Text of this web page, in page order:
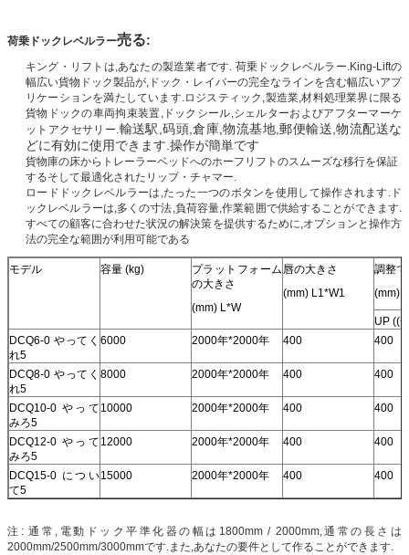
荷乗ドックレベルラー売る:
キング・リフトは,あなたの製造業者です. 荷乗ドックレベルラー.King-Liftの
幅広い貨物ドック製品が,ドック・レイバーの完全なラインを含む幅広いアプ
リケーションを満たしています.ロジスティック,製造業,材料処理業界に限る
貨物ドックの車両拘束装置,ドックシール,シェルターおよびアフターマーケ
ットアクセサリー.輸送駅,码頭,倉庫,物流基地,郵便輸送,物流配送な
どに有効に使用できます. 操作が簡単です
貨物庫の床からトレーラーベッドへのホーフリフトのスムーズな移行を保証
するそして最適化されたリップ・チャマー.
ロードドックレベルラーは,たった一つのボタンを使用して操作されます.ド
ックレベルラーは,多くの寸法,負荷容量,作業範囲で供給することができます.
すべての顧客に合わせた状況の解決策を提供するために,オプションと操作方
法の完全な範囲が利用可能である
モデル 容量 (kg)
プラットフォーム
の大きさ
(mm) L*W
唇の大きさ
(mm) L1*W1
調整
(mm)
UP ((+)
DCQ6-0 やってく
れ5
6000 2000年*2000年 400 400
DCQ8-0 やってく
れ5
8000 2000年*2000年 400 400
DCQ10-0 やって
みろ5
10000 2000年*2000年 400 400
DCQ12-0 やって
みろ5
12000 2000年*2000年 400 400
DCQ15-0 につい
て5
15000 2000年*2000年 400 400
注: 通常,電動ドック平準化器の幅は1800mm / 2000mm,通常の長さは
2000mm/2500mm/3000mmです.また,あなたの要件として作ることができます.